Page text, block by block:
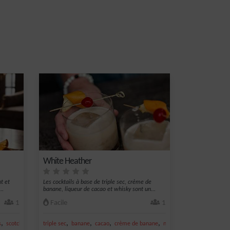
et
1
, scotch whisky ,whisky
White Heather
Les cocktails à base de triple sec, crème de
banane, liqueur de cacao et whisky sont un...
Facile 1
triple sec, banane, cacao, crème de banane, noix de muscade